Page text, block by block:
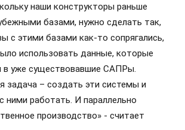
наши конструкторы раньше
базами, нужно сделать так,
с этими базами как-то сопрягались,
использовать данные, которые
в уже существовавшие САПРы.
задача – создать эти системы и
ними работать. И параллельно
производство» - считает